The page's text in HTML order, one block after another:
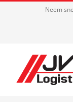
Neem